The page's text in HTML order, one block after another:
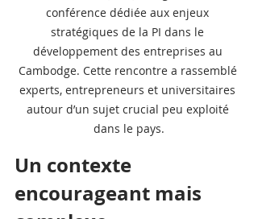
conférence dédiée aux enjeux
stratégiques de la PI dans le
développement des entreprises au
Cambodge. Cette rencontre a rassemblé
experts, entrepreneurs et universitaires
autour d’un sujet crucial peu exploité
dans le pays.
Un contexte
encourageant mais